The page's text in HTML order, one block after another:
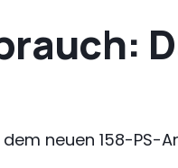
neuen 158-PS-